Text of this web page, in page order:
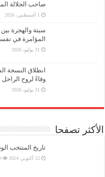
صاحب الجلالة
1 أغسطس، 2026
سبتة والهجرة
المؤامرة في
31 يوليو، 2026
انطلاق النسخة
وفاءً لروح
31 يوليو، 2026
الأكثر تصفحا
تاريخ المنتخب
12 أكتوبر، 2024